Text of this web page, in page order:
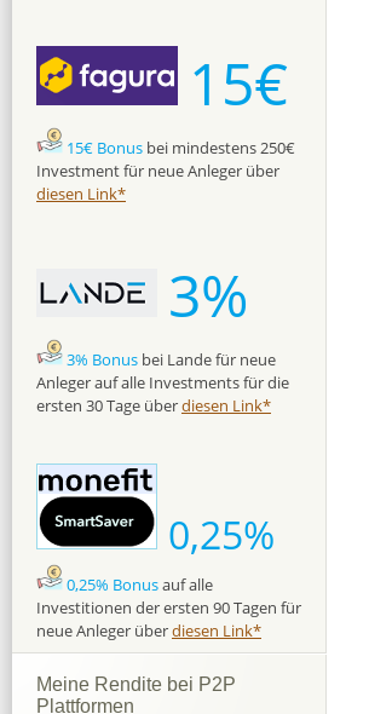
15€
15€ Bonus bei mindestens 250€
Investment für neue Anleger über
diesen Link*
3%
3% Bonus bei Lande für neue
Anleger auf alle Investments für die
ersten 30 Tage überdiesen Link*
0,25%
0,25% Bonusauf alle
Investitionen der ersten 90 Tagen für
neue Anleger überdiesen Link*
Meine Rendite bei P2P
Plattformen